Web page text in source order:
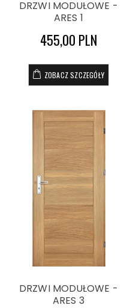
DRZWI MODUŁOWE -
ARES 1
455,00 PLN
ZOBACZ SZCZEGÓŁY
DRZWI MODUŁOWE -
ARES 3